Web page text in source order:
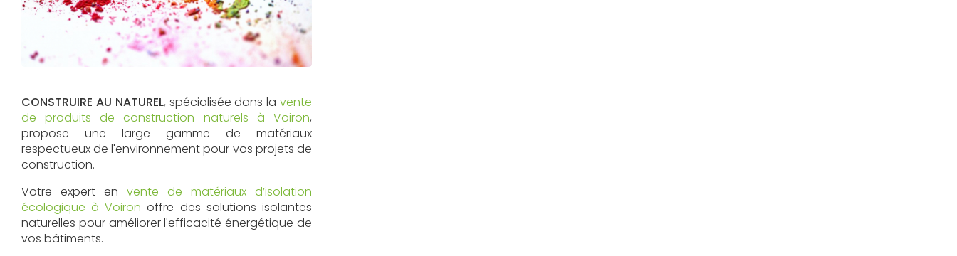
CONSTRUIRE AU NATUREL, spécialisée dans la vente
de produits de construction naturels à Voiron,
propose une large gamme de matériaux
respectueux de l'environnement pour vos projets de
construction.
Votre expert en vente de matériaux d’isolation
écologique à Voiron offre des solutions isolantes
naturelles pour améliorer l'efficacité énergétique de
vos bâtiments.